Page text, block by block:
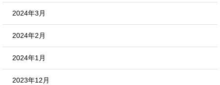
2024年3月
2024年2月
2024年1月
2023年12月